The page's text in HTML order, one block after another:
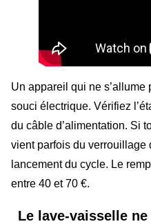
Un appareil qui ne s’allume
souci électrique. Vérifiez
du câble d’alimentation. Si
vient parfois du verrouillage
lancement du cycle. Le
entre 40 et 70 €.
Le lave-vaisselle ne